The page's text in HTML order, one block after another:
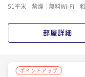
51平米 禁煙 無料Wi-Fi
部屋詳細
ポイントアップ